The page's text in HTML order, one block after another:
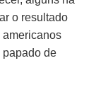
o resultado
americanos
papado de